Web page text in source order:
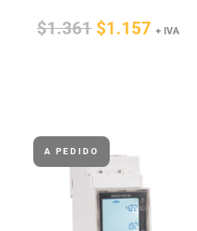
$1.361 El
$1.361.
$1.157El+ IVA
A PEDIDO